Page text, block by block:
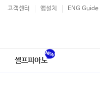
고객센터 앱설치 ENG Guide
셀프피아노